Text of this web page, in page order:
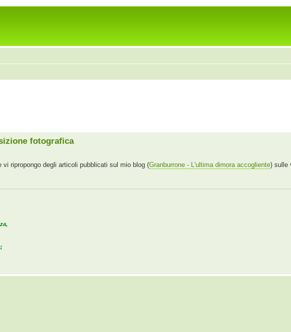
fotografica
vi ripropongo degli articoli pubblicati sul mio blog (Granburrone - L'ultima dimora accogliente) sulle